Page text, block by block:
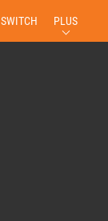
SWITCH PLUS